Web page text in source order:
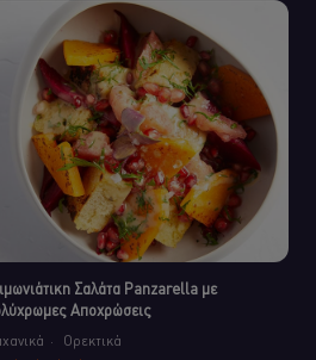
Σαλάτα Panzarella με
Αποχρώσεις
Ορεκτικά